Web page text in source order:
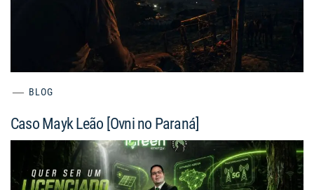
BLOG
Caso Mayk Leão [Ovni no Paraná]